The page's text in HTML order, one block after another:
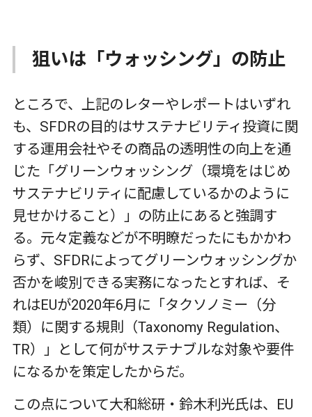
狙いは「ウォッシング」の防止
ところで、上記のレターやレポートはいずれ
も、SFDRの目的はサステナビリティ投資に関
する運用会社やその商品の透明性の向上を通
じた「グリーンウォッシング（環境をはじめ
サステナビリティに配慮しているかのように
見せかけること）」の防止にあると強調す
る。元々定義などが不明瞭だったにもかかわ
らず、SFDRによってグリーンウォッシングか
否かを峻別できる実務になったとすれば、そ
れはEUが2020年6月に「タクソノミー（分
類）に関する規則（Taxonomy Regulation、
TR）」として何がサステナブルな対象や要件
になるかを策定したからだ。
この点について大和総研・鈴木利光氏は、EU